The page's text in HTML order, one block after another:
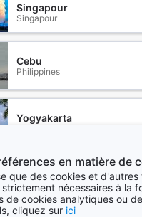
Singapour
Singapour
Cebu
Philippines
Yogyakarta
Indonésie
en matière de
que des cookies et
nécessaires à la
de cookies analytiques ou
cliquez sur ici